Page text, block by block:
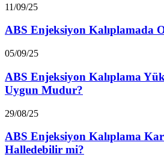
11/09/25
ABS Enjeksiyon Kalıplamada
05/09/25
ABS Enjeksiyon Kalıplama
Uygun Mudur?
29/08/25
ABS Enjeksiyon Kalıplama
Halledebilir mi?